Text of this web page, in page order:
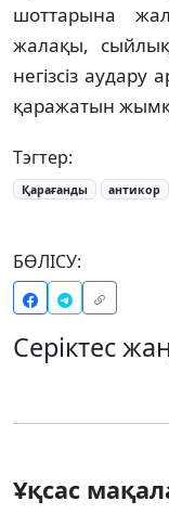
шоттарына
жалақы,
негізсіз
қаражатын
Тэгтер:
Қарағанды антикор
БӨЛІСУ:
Серіктес
Ұқсас